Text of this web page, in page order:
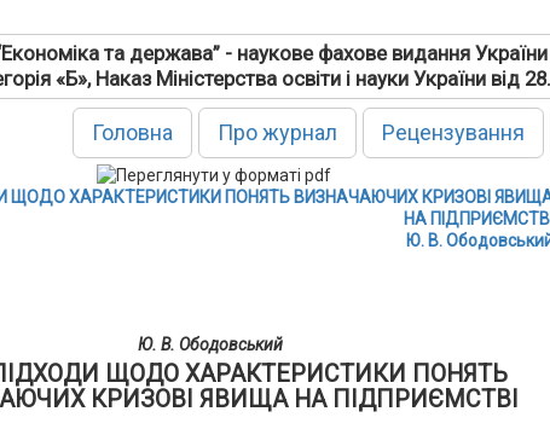
та держава” - наукове фахове видання
«Б», Наказ Міністерства освіти і науки України від
Головна Про журнал Рецензування
ЩОДО ХАРАКТЕРИСТИКИ ПОНЯТЬ ВИЗНАЧАЮЧИХ КРИЗОВІ
НА ПІДПРИЄМСТВІ
Ю. В.
Ю. В. Ободовський
ЩОДО ХАРАКТЕРИСТИКИ ПОНЯТЬ
КРИЗОВІ ЯВИЩА НА ПІДПРИЄМСТВІ